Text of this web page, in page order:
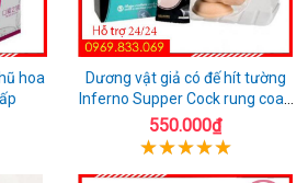
hoa
Dương vật giả có đế hít tường
Inferno Supper Cock rung coay
7 chế độ
550.000₫